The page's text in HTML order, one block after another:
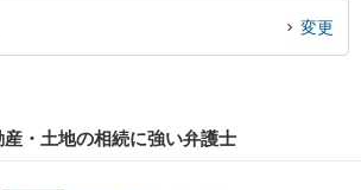
変更
・土地の相続に強い弁護士